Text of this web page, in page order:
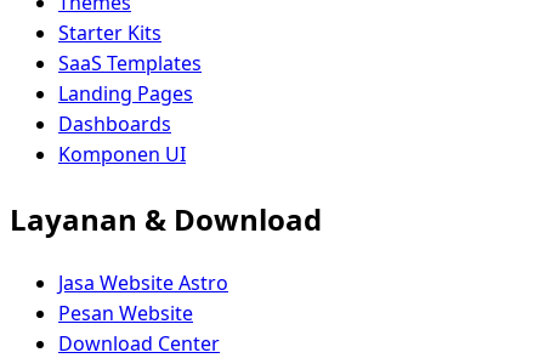
Starter Kits
SaaS Templates
Landing Pages
Dashboards
Komponen UI
Layanan & Download
Jasa Website Astro
Pesan Website
Download Center